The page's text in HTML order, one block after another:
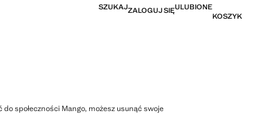
SZUKAJZALOGUJ SIĘULUBIONE
KOSZYK
społeczności Mango, możesz usunąć swoje